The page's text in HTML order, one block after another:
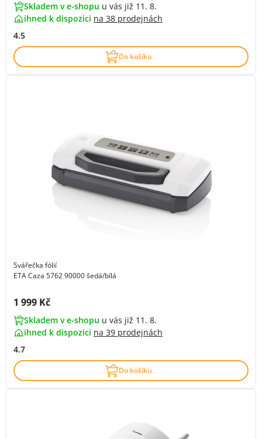
Skladem v e-shopu u vás již 11. 8.
ihned k dispozici na 38 prodejnách
4.5
Do košíku
Svářečka fólií
ETA Caza 5762 90000 šedá/bílá
Cena s DPH:
1 999 Kč
Skladem v e-shopu u vás již 11. 8.
ihned k dispozici na 39 prodejnách
4.7
Do košíku